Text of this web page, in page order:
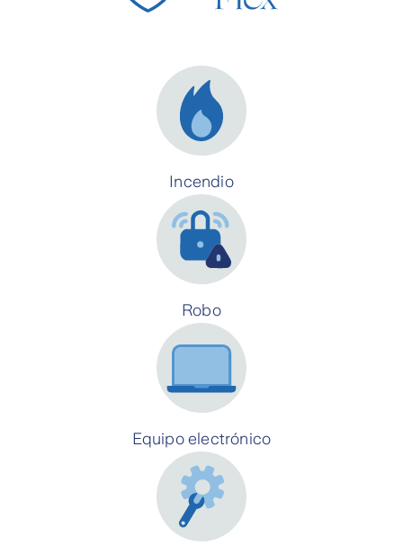
Incendio
Robo
Equipo electrónico